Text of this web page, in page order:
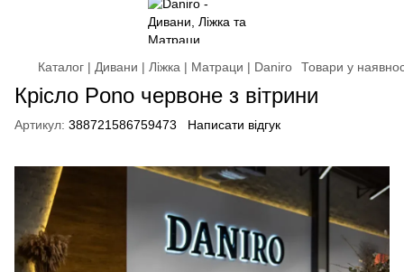
Каталог | Дивани | Ліжка | Матраци | Daniro Товари у
Крісло Pono червоне з вітрини
Артикул: 388721586759473 Написати відгук